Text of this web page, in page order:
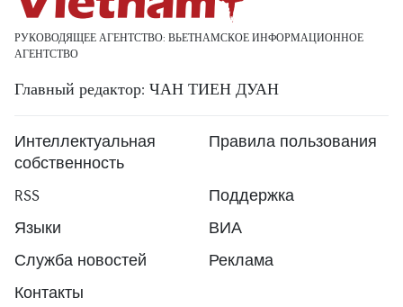
РУКОВОДЯЩЕЕ АГЕНТСТВО: ВЬЕТНАМСКОЕ ИНФОРМАЦИОННОЕ
АГЕНТСТВО
Главный редактор: ЧАН ТИЕН ДУАН
Интеллектуальная
собственность
Правила пользования
RSS
Поддержка
Языки
ВИА
Служба новостей
Реклама
Контакты